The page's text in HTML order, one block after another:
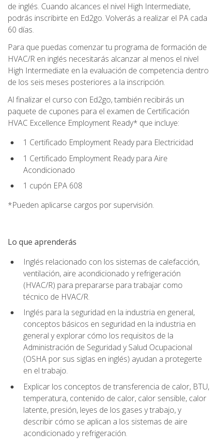
de inglés. Cuando alcances el nivel High Intermediate,
podrás inscribirte en Ed2go. Volverás a realizar el PA cada
60 días.
Para que puedas comenzar tu programa de formación de
HVAC/R en inglés necesitarás alcanzar al menos el nivel
High Intermediate en la evaluación de competencia dentro
de los seis meses posteriores a la inscripción.
Al finalizar el curso con Ed2go, también recibirás un
paquete de cupones para el examen de Certificación
HVAC Excellence Employment Ready* que incluye:
1 Certificado Employment Ready para Electricidad
1 Certificado Employment Ready para Aire
Acondicionado
1 cupón EPA 608
*Pueden aplicarse cargos por supervisión.
Lo que aprenderás
Inglés relacionado con los sistemas de calefacción,
ventilación, aire acondicionado y refrigeración
(HVAC/R) para prepararse para trabajar como
técnico de HVAC/R.
Inglés para la seguridad en la industria en general,
conceptos básicos en seguridad en la industria en
general y explorar cómo los requisitos de la
Administración de Seguridad y Salud Ocupacional
(OSHA por sus siglas en inglés) ayudan a protegerte
en el trabajo.
Explicar los conceptos de transferencia de calor, BTU,
temperatura, contenido de calor, calor sensible, calor
latente, presión, leyes de los gases y trabajo, y
describir cómo se aplican a los sistemas de aire
acondicionado y refrigeración.